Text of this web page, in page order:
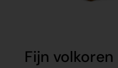
Fijn volkoren